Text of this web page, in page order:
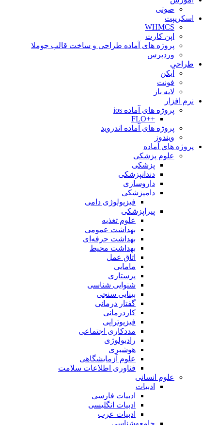
صوتی
اسکریپت
WHMCS
اپن کارت
پروژه های آماده طراحی و ساخت قالب جوملا
وردپرس
طراحی
آیکن
فونت
لایه باز
نرم افزار
پروژه های آماده ios
++FLO
پروژه های آماده اندروید
ویندوز
پروژه های آماده
علوم پزشکی
پزشکی
دندانپزشکی
داروسازی
دامپزشکی
فیزیولوژی دامی
پیراپزشکی
علوم تغذیه
بهداشت عمومی
بهداشت حرفه‌ای
بهداشت محیط
اتاق عمل
مامایی
پرستاری
شنوایی شناسی
بینایی سنجی
گفتار درمانی
کاردرمانی
فیزیوتراپی
مددکاری اجتماعی
رادیولوژی
هوشبری
علوم آزمایشگاهی
فناوری اطلاعات سلامت
علوم انسانی
ادبیات
ادبیات فارسی
ادبیات انگلیسی
ادبیات عرب
جامعه‌شناسی